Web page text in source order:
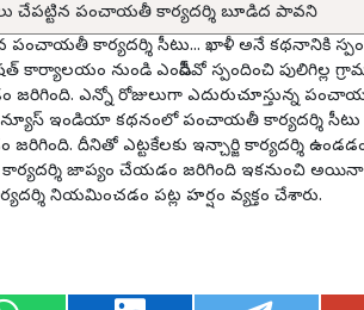
చేపట్టిన పంచాయతీ కార్యదర్శి బూడిద పావని
కార్యదర్శి సీటు... ఖాళీ అనే కథనానికి
నుండి ఎంపీడీవో స్పందించి పులిగిల్ల
ఎన్నో రోజులుగా ఎదురుచూస్తున్న
ఇండియా కథనంలో పంచాయతీ కార్యదర్శి సీటు
దీనితో ఎట్టకేలకు ఇన్చార్జి కార్యదర్శి
జాప్యం చేయడం జరిగింది ఇకనుంచి
నియమించడం పట్ల హర్షం వ్యక్తం చేశారు.